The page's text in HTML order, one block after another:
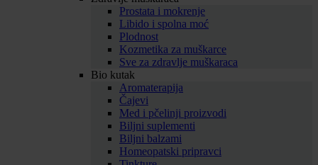
Prostata i mokrenje
Libido i spolna moć
Plodnost
Kozmetika za muškarce
Sve za zdravlje muškaraca
Bio kutak
Aromaterapija
Čajevi
Med i pčelinji proizvodi
Biljni suplementi
Biljni balzami
Homeopatski pripravci